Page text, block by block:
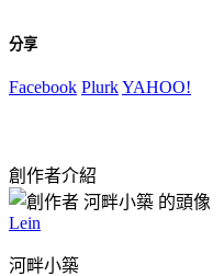
分享
Facebook PlurkYAHOO!
創作者介紹
Lein
河畔小築